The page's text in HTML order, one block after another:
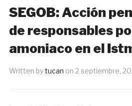
SEGOB: Acción
de responsables
amoniaco en el
Written bytucan on 2 septiembre,